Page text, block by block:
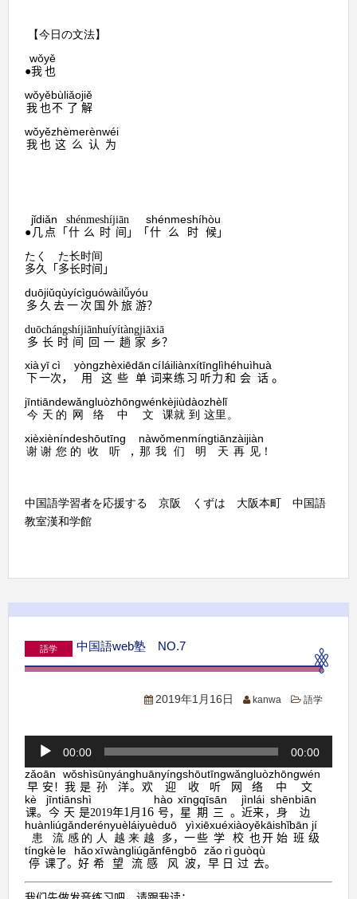
【今日の文法】
●我
wǒ
也
yě
我
wǒ
也
yě
不
bù
了
liǎo
解
jiě
我
wǒ
也
yě
这
zhè
么
me
认
rèn
为
wéi
●几点
jǐdiǎn
「 什么 时间
shénmeshíjiān
」「 什么 时 候
shénmeshíhòu
」
多久
たく
「 多长时间
た长时间
」
多久去一次国外旅游
duōjiǔqùyícìguówàilǚyóu
？
多 长时间 回一趟家 乡
duōchángshíjiānhuíyítàngjiāxiā
？
下
xià
一
yī
次
cì
， 用
yòng
这些
zhèxiē
单
dān
词
cí
来
lái
练习
liànxí
听力
tīnglì
和
hé
会 话
huìhuà
。
今天
jīntiān
的
de
网络
wǎngluò
中文
zhōngwén
课
kè
就
jiù
到
dào
这里
zhèlǐ
。
谢谢
xièxiè
您
nín
的
de
收听
shōutīng
， 那
nà
我们
wǒmen
明
míng
天
tiān
再
zài
见
jiàn
！
中国語学習者を応援する 京阪 くずは 大阪本町 中国語
教室漢和学館
語学 中国語web塾 NO.7
2019年1月16日 kanwa 語学
プ
レ
ー
ヤ
ー
00:00 00:00
早安
zǎoān
！ 我
wǒ
是
shì
孙
sūn
洋
yáng
。 欢迎
huānyíng
收听
shōutīng
网络
wǎngluò
中文
zhōngwén
课
kè
。 今天
jīntiān
是
shì
2019年1 月 16 号
hào
， 星期三
xīngqīsān
。 近来
jìnlái
， 身边
shēnbiān
患
huàn
流感
liúgǎn
的
de
人
rén
越
yuè
来
lái
越
yuè
多
duō
， 一
yì
些
xiē
学
xué
校
xiào
也
yě
开
kāi
始
shǐ
班
bān
级
jí
停
tíng
课
kè
了
le
。 好
hǎo
希
xī
望
wàng
流
liú
感
gǎn
风
fēng
波
bō
， 早
zǎo
日
rì
过
guò
去
qù
。